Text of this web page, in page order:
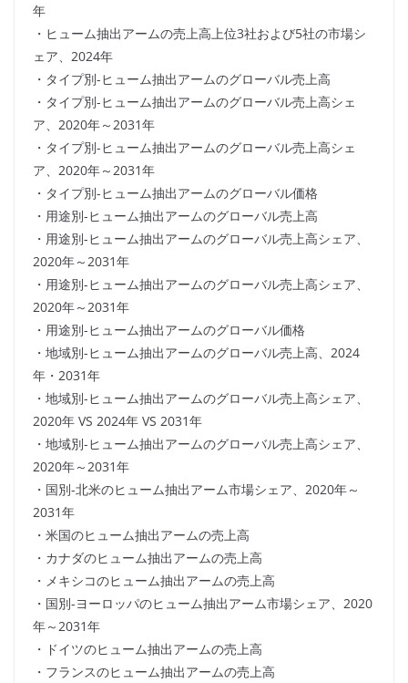
年
・ヒューム抽出アームの売上高上位3社および5社の市場シ
ェア、2024年
・タイプ別-ヒューム抽出アームのグローバル売上高
・タイプ別-ヒューム抽出アームのグローバル売上高シェ
ア、2020年～2031年
・タイプ別-ヒューム抽出アームのグローバル売上高シェ
ア、2020年～2031年
・タイプ別-ヒューム抽出アームのグローバル価格
・用途別-ヒューム抽出アームのグローバル売上高
・用途別-ヒューム抽出アームのグローバル売上高シェア、
2020年～2031年
・用途別-ヒューム抽出アームのグローバル売上高シェア、
2020年～2031年
・用途別-ヒューム抽出アームのグローバル価格
・地域別-ヒューム抽出アームのグローバル売上高、2024
年・2031年
・地域別-ヒューム抽出アームのグローバル売上高シェア、
2020年 VS 2024年 VS 2031年
・地域別-ヒューム抽出アームのグローバル売上高シェア、
2020年～2031年
・国別-北米のヒューム抽出アーム市場シェア、2020年～
2031年
・米国のヒューム抽出アームの売上高
・カナダのヒューム抽出アームの売上高
・メキシコのヒューム抽出アームの売上高
・国別-ヨーロッパのヒューム抽出アーム市場シェア、2020
年～2031年
・ドイツのヒューム抽出アームの売上高
・フランスのヒューム抽出アームの売上高